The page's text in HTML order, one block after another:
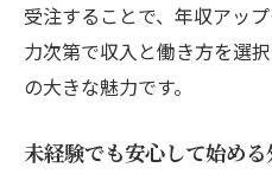
受注することで、年収アッ
力次第で収入と働き方を選
の大きな魅力です。
未経験でも安心して始め